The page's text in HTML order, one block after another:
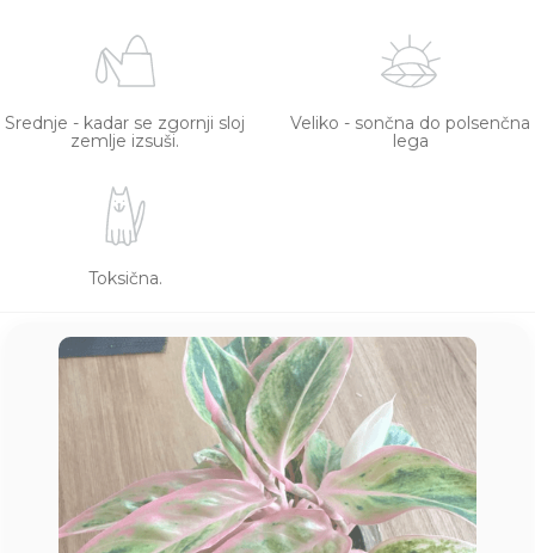
Srednje - kadar se zgornji sloj
zemlje izsuši.
Veliko - sončna do polsenčna
lega
Toksična.